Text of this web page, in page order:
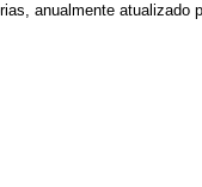
anualmente